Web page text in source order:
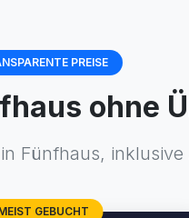
PREISE
ohne
Fünfhaus,
GEBUCHT